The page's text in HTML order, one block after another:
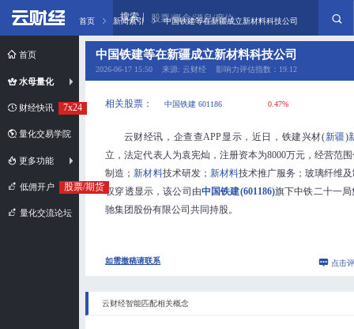
首页
水母量化
财经快讯 7x24
量化交易学院
更多功能
低佣开户 股票/期货
量化交流论坛
首页 新闻索引 中国铁建等在新疆成立新材料科技公司
搜索 股票/概念/消息/席位
中国铁建等在新疆成立新材料科技公司
2026-06-17 15:50 来源: 云财经 影响力评估指数：19.12
相关股票： 中国铁建 601186 0.47%
云财经讯，企查查APP显示，近日，铁建兴材(新疆)
立，法定代表人为袁宪灿，注册资本为8000万元，经营范
制造；新材料技术研发； 新材料技术推广服务；玻璃纤维
权穿透显示，该公司由中国铁建(601186)旗下中铁二十一
驰集团股份有限公司共同持股。
如需撤稿请联系 点击
云财经智能匹配相关概念